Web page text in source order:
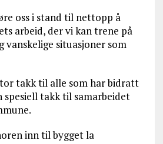
oss i stand til nettopp å
arbeid, der vi kan trene på
vanskelige situasjoner som
takk til alle som har bidratt
takk til samarbeidet
inn til bygget la